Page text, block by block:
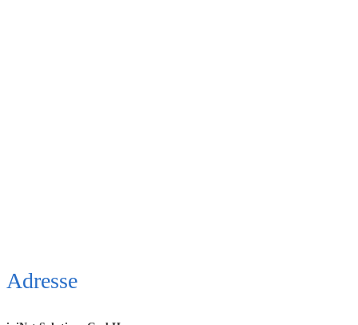
Adresse